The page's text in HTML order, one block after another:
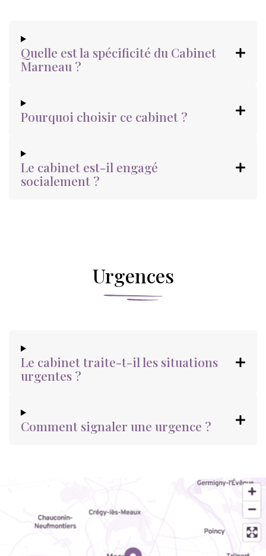
Quelle est la spécificité du Cabinet
Marneau ?
Pourquoi choisir ce cabinet ?
Le cabinet est-il engagé
socialement ?
Urgences
Le cabinet traite-t-il les situations
urgentes ?
Comment signaler une urgence ?